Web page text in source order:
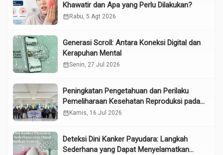
Khawatir dan Apa yang Perlu Dilakukan?
calendar_month Rabu, 5 Agt 2026
Generasi Scroll: Antara Koneksi Digital dan
Kerapuhan Mental
calendar_monthSenin, 27 Jul 2026
Peningkatan Pengetahuan dan Perilaku
Pemeliharaan Kesehatan Reproduksi pada
Lansia melalui Edukasi dan Konseling di
calendar_month Kamis, 16 Jul 2026
Deteksi Dini Kanker Payudara: Langkah
Sederhana yang Dapat Menyelamatkan